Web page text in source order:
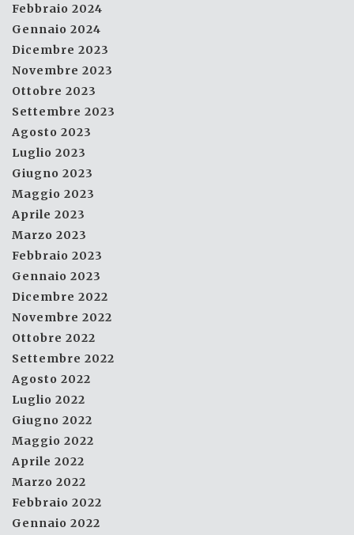
Febbraio 2024
Gennaio 2024
Dicembre 2023
Novembre 2023
Ottobre 2023
Settembre 2023
Agosto 2023
Luglio 2023
Giugno 2023
Maggio 2023
Aprile 2023
Marzo 2023
Febbraio 2023
Gennaio 2023
Dicembre 2022
Novembre 2022
Ottobre 2022
Settembre 2022
Agosto 2022
Luglio 2022
Giugno 2022
Maggio 2022
Aprile 2022
Marzo 2022
Febbraio 2022
Gennaio 2022